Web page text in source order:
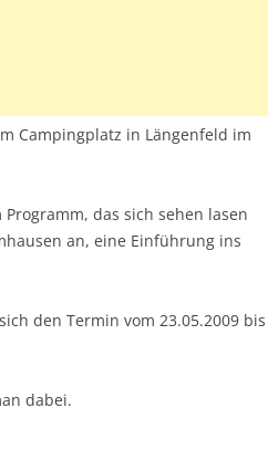
Campingplatz in Längenfeld im
das sich sehen lasen
an, eine Einführung ins
den Termin vom 23.05.2009 bis
dabei.